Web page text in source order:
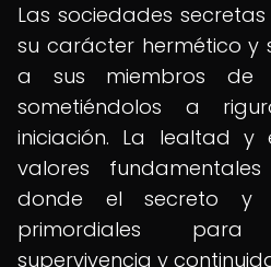
Las sociedades
su carácter hermético y
a sus miembros de
sometiéndolos a
iniciación. La lealtad y
valores
donde el secreto y
primordiales
supervivencia y